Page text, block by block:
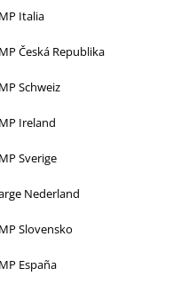
Italia
Česká Republika
Schweiz
Ireland
Sverige
Nederland
Slovensko
España